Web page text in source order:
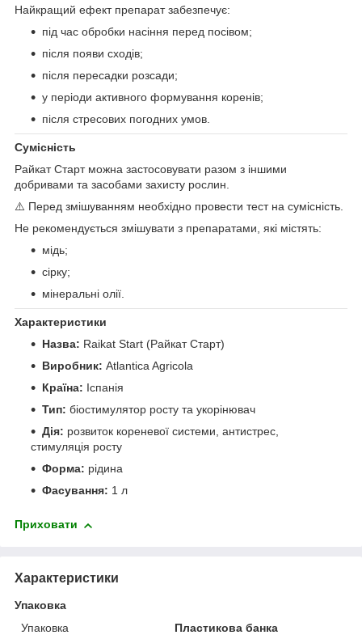
Найкращий ефект препарат забезпечує:
під час обробки насіння перед посівом;
після появи сходів;
після пересадки розсади;
у періоди активного формування коренів;
після стресових погодних умов.
Сумісність
Райкат Старт можна застосовувати разом з іншими
добривами та засобами захисту рослин.
⚠️ Перед змішуванням необхідно провести тест на сумісність.
Не рекомендується змішувати з препаратами, які містять:
мідь;
сірку;
мінеральні олії.
Характеристики
Назва: Raikat Start (Райкат Старт)
Виробник: Atlantica Agricola
Країна: Іспанія
Тип: біостимулятор росту та укорінювач
Дія: розвиток кореневої системи, антистрес,
стимуляція росту
Форма: рідина
Фасування: 1 л
Приховати
Характеристики
Упаковка
Упаковка
Пластикова банка